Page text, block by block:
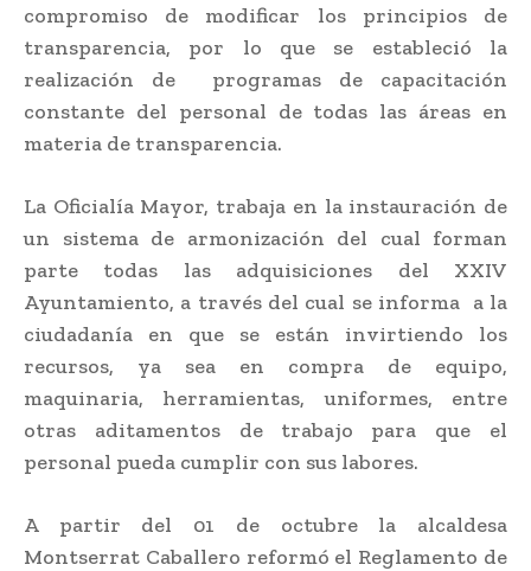
compromiso de modificar los principios de
transparencia, por lo que se estableció la
realización de programas de capacitación
constante del personal de todas las áreas en
materia de transparencia.
La Oficialía Mayor, trabaja en la instauración de
un sistema de armonización del cual forman
parte todas las adquisiciones del XXIV
Ayuntamiento, a través del cual se informa a la
ciudadanía en que se están invirtiendo los
recursos, ya sea en compra de equipo,
maquinaria, herramientas, uniformes, entre
otras aditamentos de trabajo para que el
personal pueda cumplir con sus labores.
A partir del 01 de octubre la alcaldesa
Montserrat Caballero reformó el Reglamento de